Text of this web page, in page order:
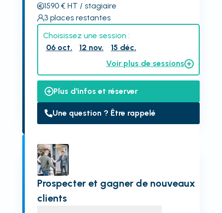
1590€ HT / stagiaire
3 places restantes
Choisissez une session :
06 oct.
12 nov.
15 déc.
Voir plus de sessions
Plus d'infos et réserver
Une question ? Être rappelé
Prospecter et gagner de nouveaux
clients